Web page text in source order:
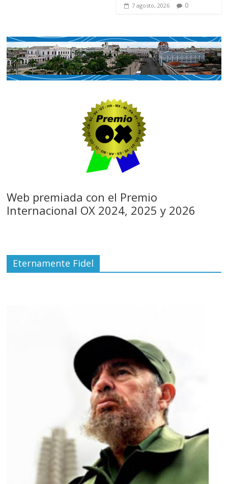
7 agosto, 2026 0
Web premiada con el Premio
Internacional OX 2024, 2025 y 2026
Eternamente Fidel